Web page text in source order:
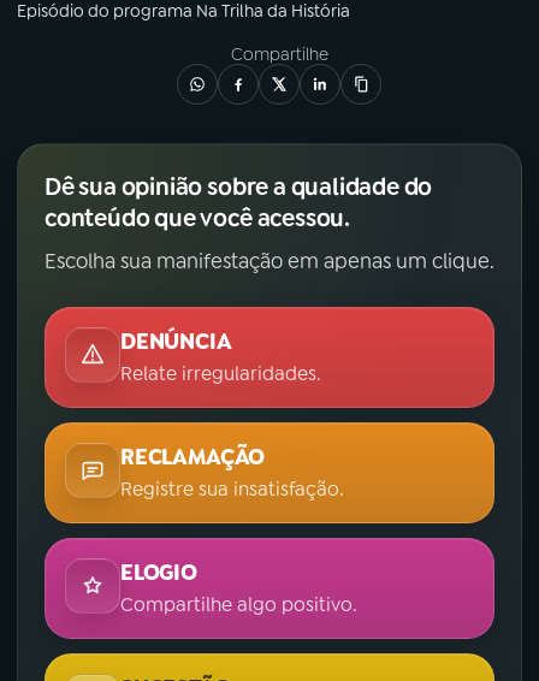
Episódio do programa Na Trilha da História
Compartilhe
Dê sua opinião sobre a qualidade do
conteúdo que você acessou.
Escolha sua manifestação em apenas um clique.
DENÚNCIA
Relate irregularidades.
RECLAMAÇÃO
Registre sua insatisfação.
ELOGIO
Compartilhe algo positivo.